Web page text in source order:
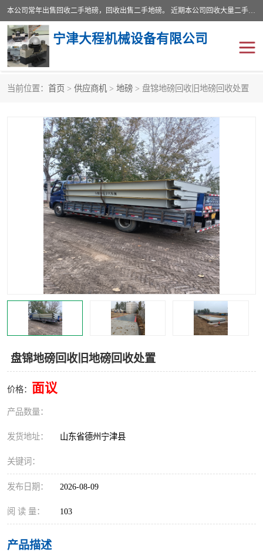
本公司常年出售回收二手地磅，回收出售二手地磅。 近期本公司回收大量二手地磅，型号齐全，宽度从2米到3.5米，长度5米到25米，承重吨位从10到200吨，成色7—9成新。 ? 使用年限6个月至2年，产品来源于个人闲置品，工矿企业停用品，因小换大而来。 精准度和新的一样， 二手地磅是内行人的选择，打个电话就省钱朋友您好等什么
宁津大程机械设备有限公司
当前位置： 首页 > 供应商机 > 地磅 > 盘锦地磅回收旧地磅回收处置
盘锦地磅回收旧地磅回收处置
价格： 面议
产品数量：
发货地址： 山东省德州宁津县
关键词：
发布日期： 2026-08-09
阅 读 量： 103
产品描述
地磅传感器 废纸打包机
烘干机 食品烘干机
装载机电子秤 输送机
半自动输送机 全自动输送机
冷却塔 食品螺旋塔
撕碎机 木材撕碎机
塑料撕碎机 金属撕碎机